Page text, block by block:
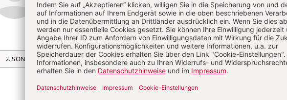
2. SONNTAG NACH TRINITATIS